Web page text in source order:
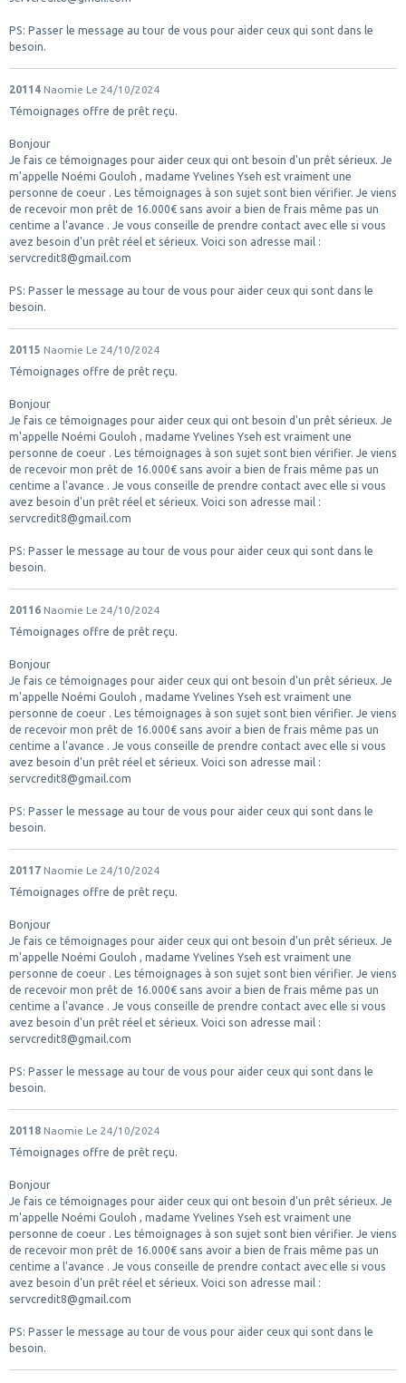
PS: Passer le message au tour de vous pour aider ceux qui sont dans le
besoin.
20114 Naomie Le 24/10/2024
Témoignages offre de prêt reçu.
Bonjour
Je fais ce témoignages pour aider ceux qui ont besoin d'un prêt sérieux. Je
m'appelle Noémi Gouloh , madame Yvelines Yseh est vraiment une
personne de coeur . Les témoignages à son sujet sont bien vérifier. Je viens
de recevoir mon prêt de 16.000€ sans avoir a bien de frais même pas un
centime a l'avance . Je vous conseille de prendre contact avec elle si vous
avez besoin d'un prêt réel et sérieux. Voici son adresse mail :
servcredit8@gmail.com
PS: Passer le message au tour de vous pour aider ceux qui sont dans le
besoin.
20115 Naomie Le 24/10/2024
Témoignages offre de prêt reçu.
Bonjour
Je fais ce témoignages pour aider ceux qui ont besoin d'un prêt sérieux. Je
m'appelle Noémi Gouloh , madame Yvelines Yseh est vraiment une
personne de coeur . Les témoignages à son sujet sont bien vérifier. Je viens
de recevoir mon prêt de 16.000€ sans avoir a bien de frais même pas un
centime a l'avance . Je vous conseille de prendre contact avec elle si vous
avez besoin d'un prêt réel et sérieux. Voici son adresse mail :
servcredit8@gmail.com
PS: Passer le message au tour de vous pour aider ceux qui sont dans le
besoin.
20116 Naomie Le 24/10/2024
Témoignages offre de prêt reçu.
Bonjour
Je fais ce témoignages pour aider ceux qui ont besoin d'un prêt sérieux. Je
m'appelle Noémi Gouloh , madame Yvelines Yseh est vraiment une
personne de coeur . Les témoignages à son sujet sont bien vérifier. Je viens
de recevoir mon prêt de 16.000€ sans avoir a bien de frais même pas un
centime a l'avance . Je vous conseille de prendre contact avec elle si vous
avez besoin d'un prêt réel et sérieux. Voici son adresse mail :
servcredit8@gmail.com
PS: Passer le message au tour de vous pour aider ceux qui sont dans le
besoin.
20117 Naomie Le 24/10/2024
Témoignages offre de prêt reçu.
Bonjour
Je fais ce témoignages pour aider ceux qui ont besoin d'un prêt sérieux. Je
m'appelle Noémi Gouloh , madame Yvelines Yseh est vraiment une
personne de coeur . Les témoignages à son sujet sont bien vérifier. Je viens
de recevoir mon prêt de 16.000€ sans avoir a bien de frais même pas un
centime a l'avance . Je vous conseille de prendre contact avec elle si vous
avez besoin d'un prêt réel et sérieux. Voici son adresse mail :
servcredit8@gmail.com
PS: Passer le message au tour de vous pour aider ceux qui sont dans le
besoin.
20118 Naomie Le 24/10/2024
Témoignages offre de prêt reçu.
Bonjour
Je fais ce témoignages pour aider ceux qui ont besoin d'un prêt sérieux. Je
m'appelle Noémi Gouloh , madame Yvelines Yseh est vraiment une
personne de coeur . Les témoignages à son sujet sont bien vérifier. Je viens
de recevoir mon prêt de 16.000€ sans avoir a bien de frais même pas un
centime a l'avance . Je vous conseille de prendre contact avec elle si vous
avez besoin d'un prêt réel et sérieux. Voici son adresse mail :
servcredit8@gmail.com
PS: Passer le message au tour de vous pour aider ceux qui sont dans le
besoin.